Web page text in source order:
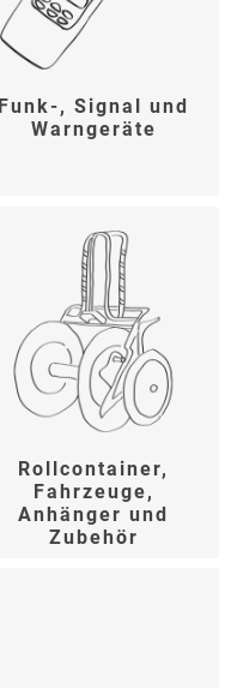
Funk-, Signal und
Warngeräte
Rollcontainer,
Fahrzeuge,
Anhänger und
Zubehör